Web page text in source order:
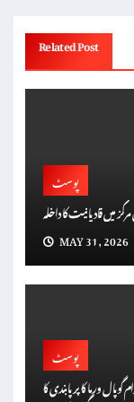
Related Post
پوسٹ
میں قادیانیت کا داخلہ
MAY 31, 2026
پوسٹ
ورما کا پر پابندی کا